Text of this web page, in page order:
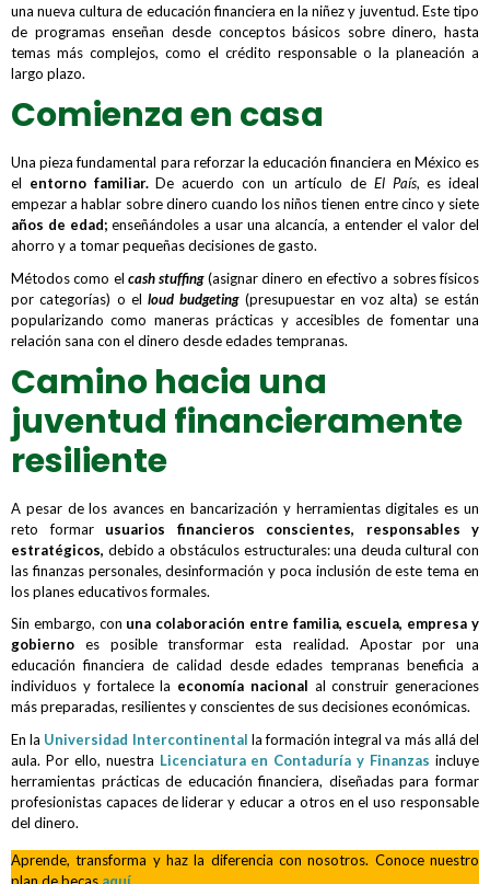
una nueva cultura de educación financiera en la niñez y juventud. Este tipo
de programas enseñan desde conceptos básicos sobre dinero, hasta
temas más complejos, como el crédito responsable o la planeación a
largo plazo.
Comienza en casa
Una pieza fundamental para reforzar la educación financiera en México es
el entorno familiar.De acuerdo con un artículo de El País, es ideal
empezar a hablar sobre dinero cuando los niños tienen entre cinco y siete
años de edad; enseñándoles a usar una alcancía, a entender el valor del
ahorro y a tomar pequeñas decisiones de gasto.
Métodos como elcash stuffing (asignar dinero en efectivo a sobres físicos
por categorías) o elloud budgeting(presupuestar en voz alta) se están
popularizando como maneras prácticas y accesibles de fomentar una
relación sana con el dinero desde edades tempranas.
Camino hacia una
juventud financieramente
resiliente
A pesar de los avances en bancarización y herramientas digitales es un
reto formar usuarios financieros conscientes, responsables y
estratégicos, debido a obstáculos estructurales: una deuda cultural con
las finanzas personales, desinformación y poca inclusión de este tema en
los planes educativos formales.
Sin embargo, con una colaboración entre familia, escuela, empresa y
gobierno es posible transformar esta realidad. Apostar por una
educación financiera de calidad desde edades tempranas beneficia a
individuos y fortalece la economía nacional al construir generaciones
más preparadas, resilientes y conscientes de sus decisiones económicas.
En la Universidad Intercontinental la formación integral va más allá del
aula. Por ello, nuestra Licenciatura en Contaduría y Finanzas incluye
herramientas prácticas de educación financiera, diseñadas para formar
profesionistas capaces de liderar y educar a otros en el uso responsable
del dinero.
Aprende, transforma y haz la diferencia con nosotros. Conoce nuestro
plan de becas aquí